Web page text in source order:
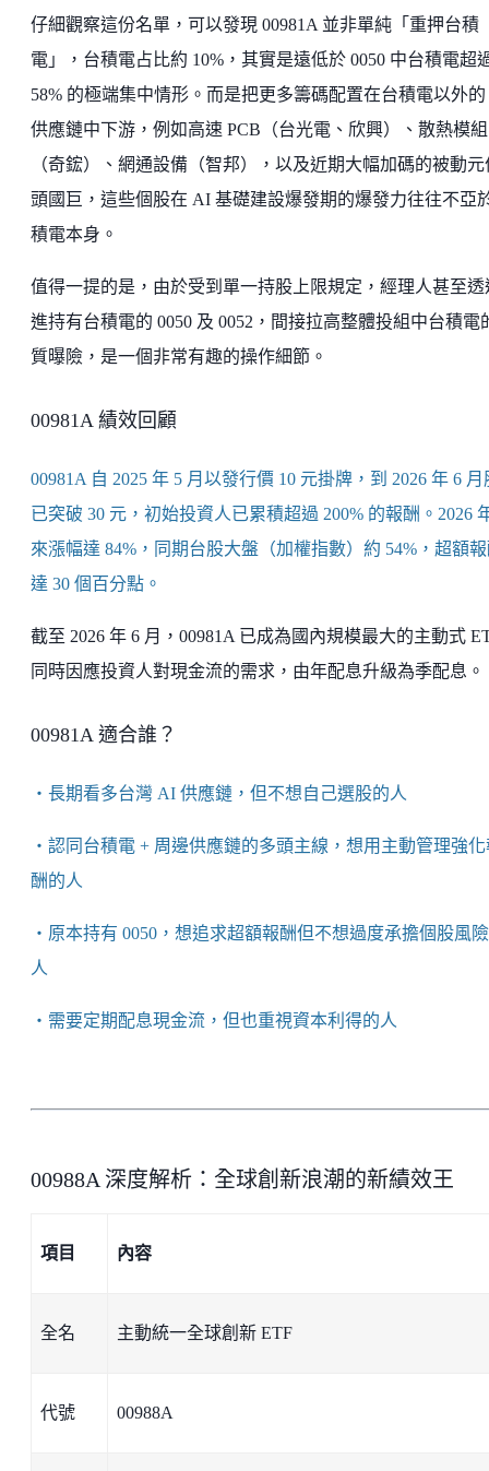
仔細觀察這份名單，可以發現 00981A 並非單純「重押台積
電」，台積電占比約 10%，其實是遠低於 0050 中台積電超
58% 的極端集中情形。而是把更多籌碼配置在台積電以外
供應鏈中下游，例如高速 PCB（台光電、欣興）、散熱模組
（奇鋐）、網通設備（智邦），以及近期大幅加碼的被動元
頭國巨，這些個股在 AI 基礎建設爆發期的爆發力往往不亞
積電本身。
值得一提的是，由於受到單一持股上限規定，經理人甚至透
進持有台積電的 0050 及 0052，間接拉高整體投組中台積電
質曝險，是一個非常有趣的操作細節。
00981A 績效回顧
00981A 自 2025 年 5 月以發行價 10 元掛牌，到 2026 年 6 月
已突破 30 元，初始投資人已累積超過 200% 的報酬。2026
來漲幅達 84%，同期台股大盤（加權指數）約 54%，超額
達 30 個百分點。
截至 2026 年 6 月，00981A 已成為國內規模最大的主動式
同時因應投資人對現金流的需求，由年配息升級為季配息。
00981A 適合誰？
・長期看多台灣 AI 供應鏈，但不想自己選股的人
・認同台積電 + 周邊供應鏈的多頭主線，想用主動管理強
酬的人
・原本持有 0050，想追求超額報酬但不想過度承擔個股風
人
・需要定期配息現金流，但也重視資本利得的人
00988A 深度解析：全球創新浪潮的新績效王
項目 內容
全名 主動統一全球創新 ETF
代號 00988A